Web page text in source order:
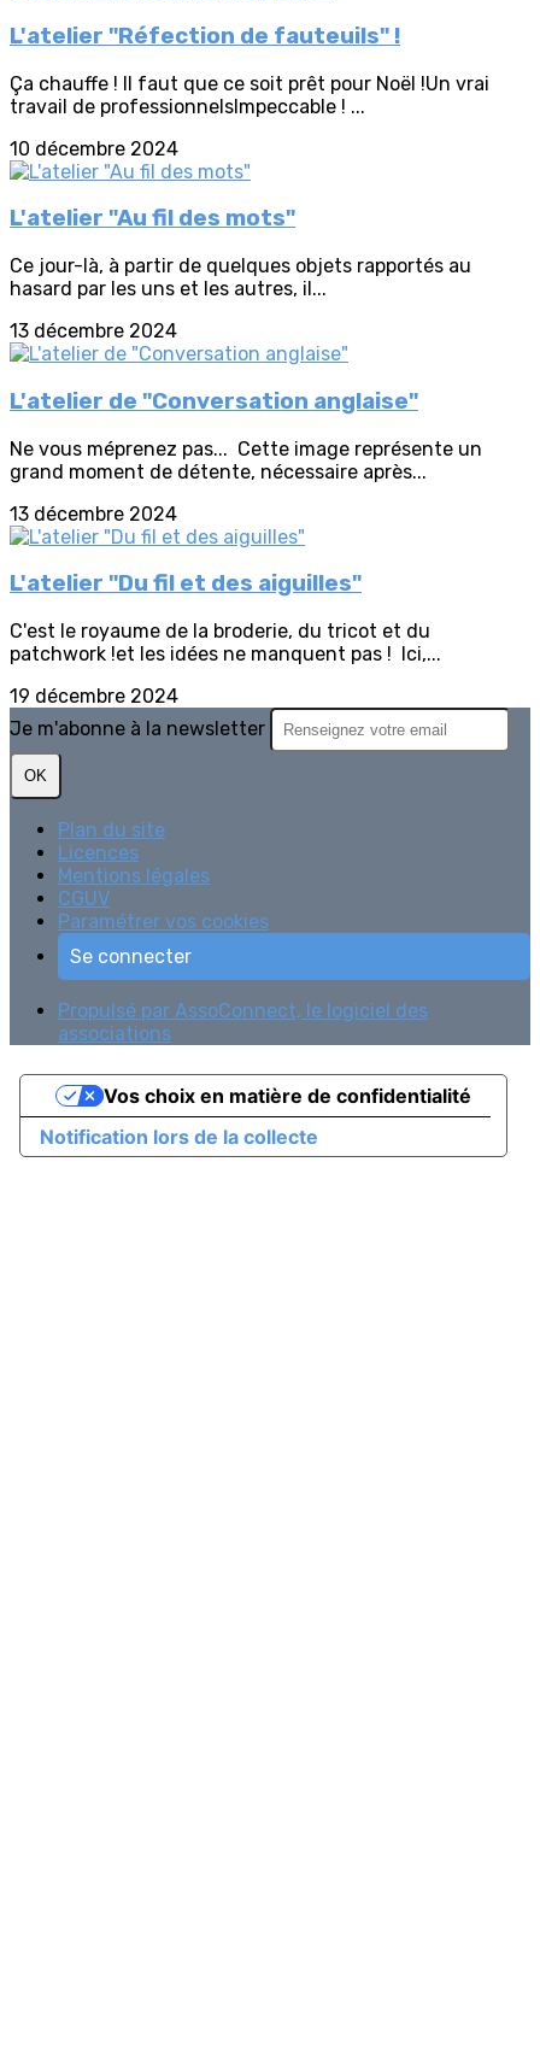
L'atelier "Réfection de fauteuils" !
Ça chauffe ! Il faut que ce soit prêt pour Noël !Un vrai
travail de professionnelsImpeccable ! ...
10 décembre 2024
L'atelier "Au fil des mots"
Ce jour-là, à partir de quelques objets rapportés au
hasard par les uns et les autres, il...
13 décembre 2024
L'atelier de "Conversation anglaise"
Ne vous méprenez pas... Cette image représente un
grand moment de détente, nécessaire après...
13 décembre 2024
L'atelier "Du fil et des aiguilles"
C'est le royaume de la broderie, du tricot et du
patchwork !et les idées ne manquent pas ! Ici,...
19 décembre 2024
Je m'abonne à la newsletter
OK
Plan du site
Licences
Mentions légales
CGUV
Paramétrer vos cookies
Se connecter
Propulsé par AssoConnect, le logiciel des
associations
Notification lors de la collecte
Vos choix en matière de confidentialité